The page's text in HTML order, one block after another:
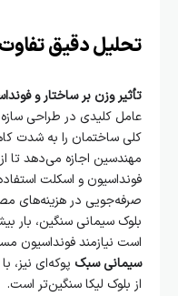
تحلیل دقیق
تأثیر وزن بر ساختار و
عامل کلیدی در طراحی سازه
کلی ساختمان را به شدت
مهندسین اجازه می‌دهد تا
فونداسیون و اسکلت
صرفه‌جویی در هزینه‌های
بلوک سیمانی سنگین، بار
است نیازمند فونداسیون
سیمانی سبک پوکه‌ای نیز،
از بلوک لیکا سنگین‌تر است.